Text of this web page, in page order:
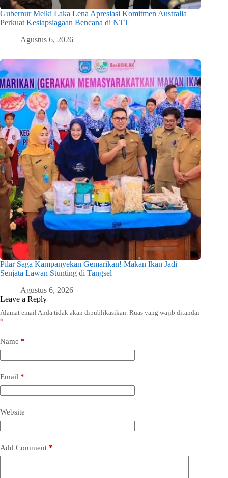
Gubernur Melki Laka Lena Apresiasi Komitmen Australia
Perkuat Kesiapsiagaan Bencana di NTT
Agustus 6, 2026
Pilar Saga Kampanyekan Gemarikan! Makan Ikan Jadi
Senjata Lawan Stunting di Tangsel
Agustus 6, 2026
Leave a Reply
Alamat email Anda tidak akan dipublikasikan. Ruas yang wajib ditandai
*
Name *
Email *
Website
Add Comment *